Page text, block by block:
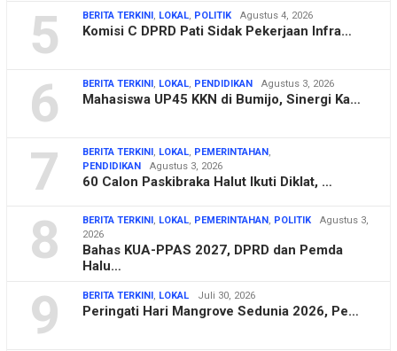
5 BERITA TERKINI , LOKAL, POLITIK Agustus 4, 2026
Komisi C DPRD Pati Sidak Pekerjaan Infra…
6 BERITA TERKINI , LOKAL, PENDIDIKAN Agustus 3, 2026
Mahasiswa UP45 KKN di Bumijo, Sinergi Ka…
7 BERITA TERKINI , LOKAL, PEMERINTAHAN ,
PENDIDIKAN
Agustus 3, 2026
60 Calon Paskibraka Halut Ikuti Diklat, …
8 BERITA TERKINI , LOKAL, PEMERINTAHAN , POLITIK
Agustus 3,
2026
Bahas KUA-PPAS 2027, DPRD dan Pemda
Halu…
9 BERITA TERKINI , LOKAL Juli 30, 2026
Peringati Hari Mangrove Sedunia 2026, Pe…